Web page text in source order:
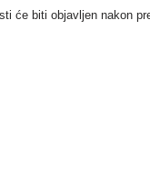
će biti objavljen nakon